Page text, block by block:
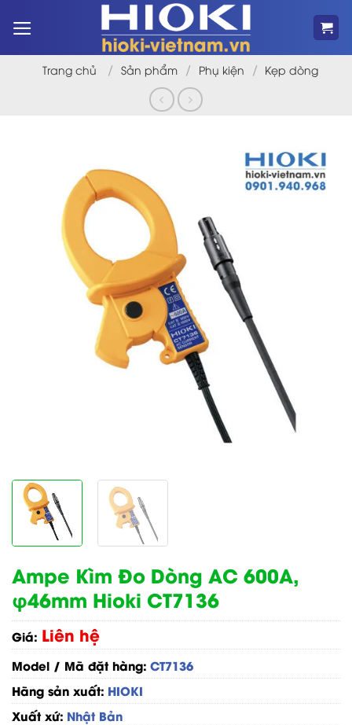
qua
Trang chủ / Sản phẩm / Phụ kiện / Kẹp dòng
Ampe Kìm Đo Dòng AC 600A,
φ46mm Hioki CT7136
Giá: Liên hệ
Model / Mã đặt hàng: CT7136
Hãng sản xuất: HIOKI
Xuất xứ: Nhật Bản